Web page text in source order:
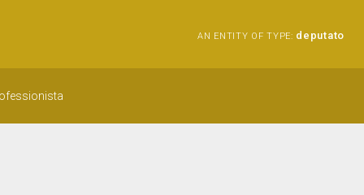
AN ENTITY OF TYPE: deputato